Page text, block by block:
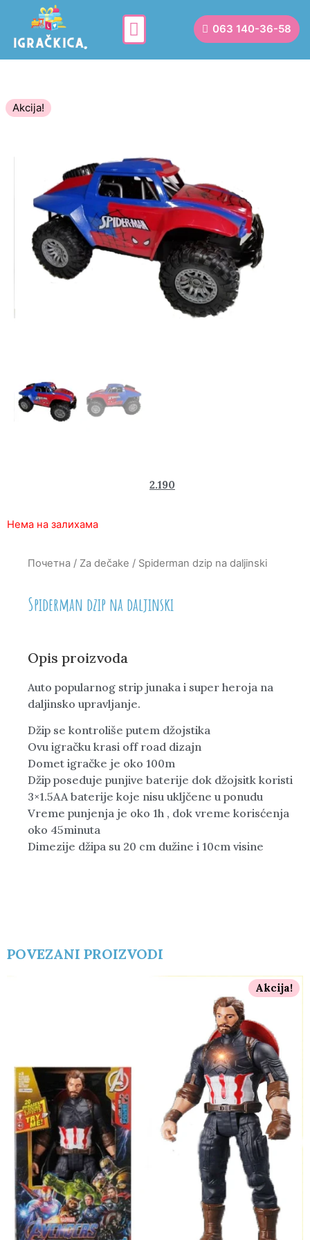
063 140-36-58
Akcija!
2.190
Нема на залихама
Почетна / Za dečake / Spiderman dzip na daljinski
Spiderman dzip na daljinski
Opis proizvoda
Auto popularnog strip junaka i super heroja na
daljinsko upravljanje.
Džip se kontroliše putem džojstika
​Ovu igračku krasi off road dizajn
​Domet igračke je oko 100m
​Džip poseduje punjive baterije dok džojsitk koristi
3×1.5AA baterije koje nisu ukljčene u ponudu
​Vreme punjenja je oko 1h , dok vreme korisćenja
oko 45minuta
​Dimezije džipa su 20 cm dužine i 10cm visine
POVEZANI PROIZVODI
Akcija!